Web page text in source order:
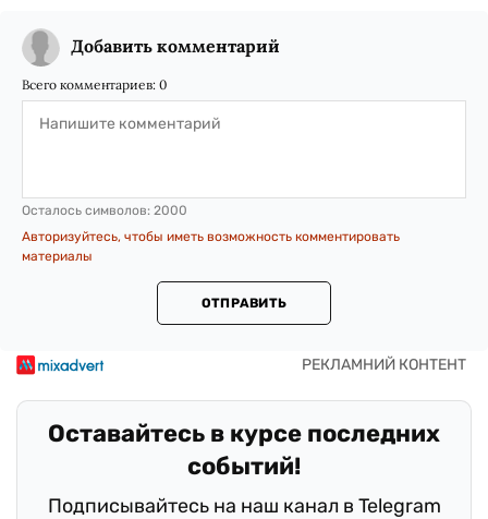
Добавить комментарий
Всего комментариев: 0
Осталось символов: 2000
Авторизуйтесь, чтобы иметь возможность комментировать
материалы
ОТПРАВИТЬ
Оставайтесь в курсе последних
событий!
Подписывайтесь на наш канал в Telegram